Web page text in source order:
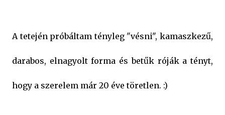
A tetején próbáltam tényleg "vésni", kamaszkezű,
darabos, elnagyolt forma és betűk róják a tényt,
hogy a szerelem már 20 éve töretlen. :)